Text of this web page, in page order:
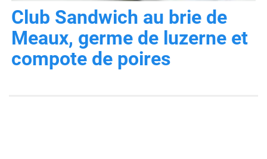
Club Sandwich au brie de
Meaux, germe de luzerne et
compote de poires